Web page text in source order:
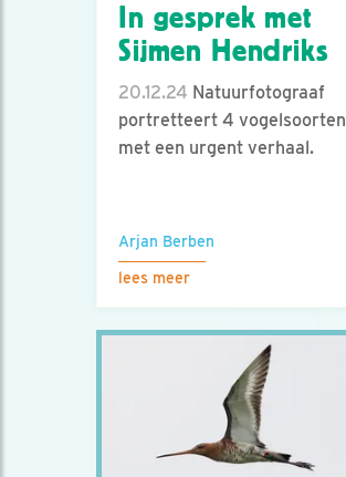
In gesprek met
Sijmen Hendriks
20.12.24 Natuurfotograaf
portretteert 4 vogelsoorten
met een urgent verhaal.
Arjan Berben
lees meer